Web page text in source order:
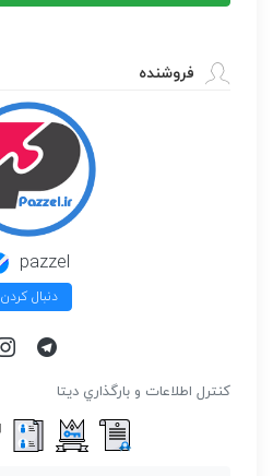
فروشنده
pazzel
دنبال کردن
كنترل اطلاعات و بارگذاري ديتا